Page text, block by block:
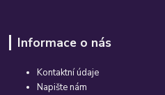
Informace o nás
Kontaktní údaje
Napište nám